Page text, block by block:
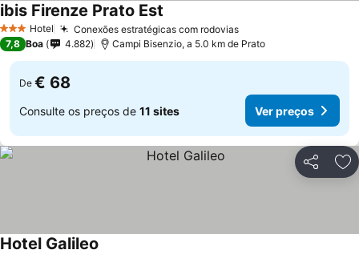
3 EstrelasHotel Conexões estratégicas com rodovias
ibis Firenze Prato Est
7,8 Boa 4.882 Campi Bisenzio, a 5.0 km de Prato
De € 68
Consulte os preços de 11 sites Ver preços
Partilhar
Hotel Galileo